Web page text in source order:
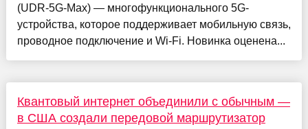
(UDR-5G-Max) — многофункционального 5G-
устройства, которое поддерживает мобильную связь,
проводное подключение и Wi-Fi. Новинка оценена...
Квантовый интернет объединили с обычным —
в США создали передовой маршрутизатор